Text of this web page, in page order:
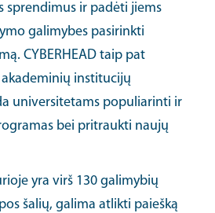
sprendimus ir padėti jiems
galimybes pasirinkti
CYBERHEAD taip pat
institucijų
universitetams populiarinti ir
bei pritraukti naujų
yra virš 130 galimybių
šalių, galima atlikti paiešką